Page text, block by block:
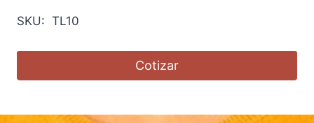
SKU: TL10
Cotizar